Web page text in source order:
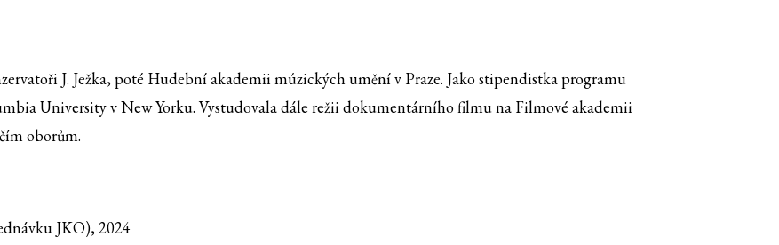
J. Ježka, poté Hudební akademii múzických umění v Praze. Jako stipendistka programu
University v New Yorku. Vystudovala dále režii dokumentárního filmu na Filmové akademii
oborům.
JKO), 2024